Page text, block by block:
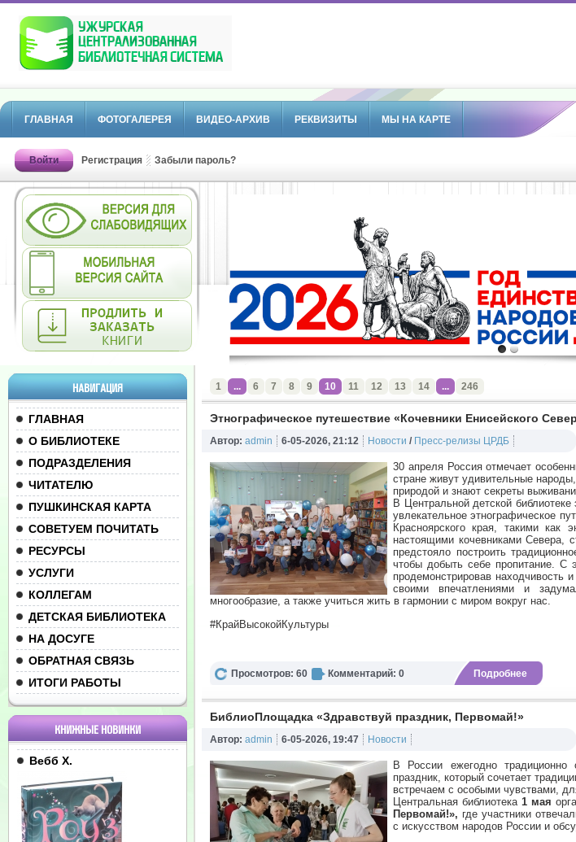
ГЛАВНАЯ ФОТОГАЛЕРЕЯ ВИДЕО-АРХИВ РЕКВИЗИТЫ МЫ НА КАРТЕ
Войти Регистрация Забыли пароль?
НАВИГАЦИЯ
ГЛАВНАЯ
О БИБЛИОТЕКЕ
ПОДРАЗДЕЛЕНИЯ
ЧИТАТЕЛЮ
ПУШКИНСКАЯ КАРТА
СОВЕТУЕМ ПОЧИТАТЬ
РЕСУРСЫ
УСЛУГИ
КОЛЛЕГАМ
ДЕТСКАЯ БИБЛИОТЕКА
НА ДОСУГЕ
ОБРАТНАЯ СВЯЗЬ
ИТОГИ РАБОТЫ
КНИЖНЫЕ НОВИНКИ
Вебб Х.
1 ... 6 7 8 9 10 11 12 13 14 ... 246
Этнографическое путешествие «Кочевники Енисейского
Автор: admin 6-05-2026, 21:12 Новости / Пресс-релизы ЦРДБ
30 апреля Россия отмечает
стране живут удивительные
природой и знают секреты
В Центральной детской
увлекательное этнографическое
Красноярского края, такими как
настоящими кочевниками Севера,
предстояло построить
чтобы добыть себе пропитание. С
продемонстрировав находчивость
своими впечатлениями и
многообразие, а также учиться жить в гармонии с миром вокруг нас.
#КрайВысокойКультуры
Просмотров: 60 Комментарий: 0 Подробнее
БиблиоПлощадка «Здравствуй праздник, Первомай!»
Автор: admin 6-05-2026, 19:47 Новости
В России ежегодно
праздник, который сочетает
встречаем с особыми чувствами,
Центральная библиотека1 мая
Первомай!», где участники
с искусством народов России и